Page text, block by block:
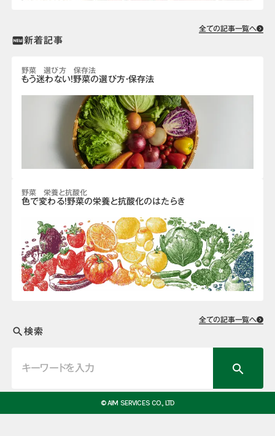
全ての記事一覧へ
fiber_new新着記事
野菜 選び方 保存法
もう迷わない！野菜の選び方・保存法
野菜 栄養と抗酸化
色で変わる！野菜の栄養と抗酸化のはたらき
全ての記事一覧へ
search検索
search
© AIM SERVICES CO., LTD